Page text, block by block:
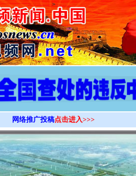
>
网络推广投稿点击进入>>>